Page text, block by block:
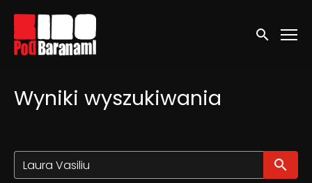
Linki ułatwień dostępu
Wyszukaj
Wyniki wyszukiwania